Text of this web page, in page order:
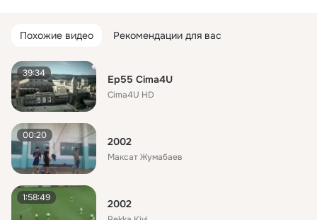
Похожие видео Рекомендации для вас
39:34 Ep55 Cima4U
Cima4U HD
00:20 2002
Максат Жумабаев
1:58:49 2002